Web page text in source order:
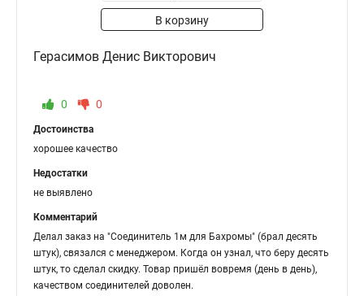
В корзину
Герасимов Денис Викторович
0 0
Достоинства
хорошее качество
Недостатки
не выявлено
Комментарий
Делал заказ на "Соединитель 1м для Бахромы" (брал десять
штук), связался с менеджером. Когда он узнал, что беру десять
штук, то сделал скидку. Товар пришёл вовремя (день в день),
качеством соединителей доволен.